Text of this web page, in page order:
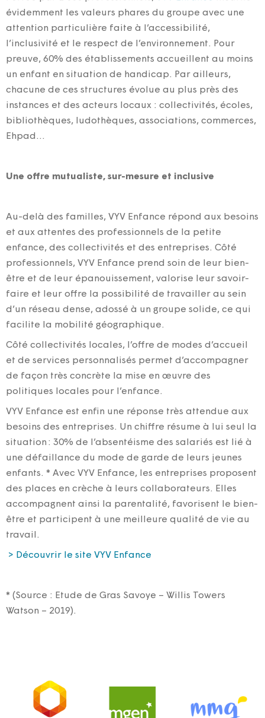
évidemment les valeurs phares du groupe avec une
attention particulière faite à l’accessibilité,
l’inclusivité et le respect de l’environnement. Pour
preuve, 60% des établissements accueillent au moins
un enfant en situation de handicap. Par ailleurs,
chacune de ces structures évolue au plus près des
instances et des acteurs locaux : collectivités, écoles,
bibliothèques, ludothèques, associations, commerces,
Ehpad…
Une offre mutualiste, sur-mesure et inclusive
Au-delà des familles, VYV Enfance répond aux besoins
et aux attentes des professionnels de la petite
enfance, des collectivités et des entreprises. Côté
professionnels, VYV Enfance prend soin de leur bien-
être et de leur épanouissement, valorise leur savoir-
faire et leur offre la possibilité de travailler au sein
d’un réseau dense, adossé à un groupe solide, ce qui
facilite la mobilité géographique.
Côté collectivités locales, l’offre de modes d’accueil
et de services personnalisés permet d’accompagner
de façon très concrète la mise en œuvre des
politiques locales pour l’enfance.
VYV Enfance est enfin une réponse très attendue aux
besoins des entreprises. Un chiffre résume à lui seul la
situation : 30% de l’absentéisme des salariés est lié à
une défaillance du mode de garde de leurs jeunes
enfants. * Avec VYV Enfance, les entreprises proposent
des places en crèche à leurs collaborateurs. Elles
accompagnent ainsi la parentalité, favorisent le bien-
être et participent à une meilleure qualité de vie au
travail.
> Découvrir le site VYV Enfance
* (Source : Etude de Gras Savoye – Willis Towers
Watson – 2019).